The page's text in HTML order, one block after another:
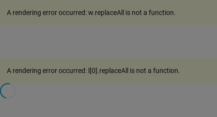
A rendering error occurred:w.replaceAll is not a function.
A rendering error occurred: l[0].replaceAll is not a function.